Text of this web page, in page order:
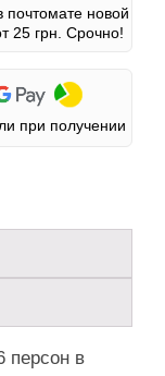
почтомате новой
25 грн. Срочно!
при получении
персон в